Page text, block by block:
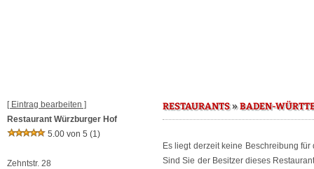
[ Eintrag bearbeiten ]
Restaurant Würzburger Hof
5.00 von 5 (1)
Zehntstr. 28
RESTAURANTS»BADEN-
Es liegt derzeit keine Beschreibung
Sind Sie der Besitzer dieses